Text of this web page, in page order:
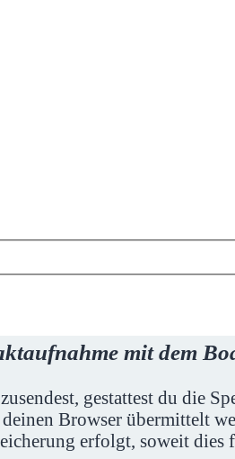
mit dem
gestattest du die
Browser übermittelt
erfolgt, soweit